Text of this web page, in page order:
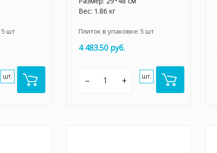
5 шт
шт.
Вес: 1.86 кг
Плиток в упаковке: 5 шт
4 483.50 руб.
– + шт.